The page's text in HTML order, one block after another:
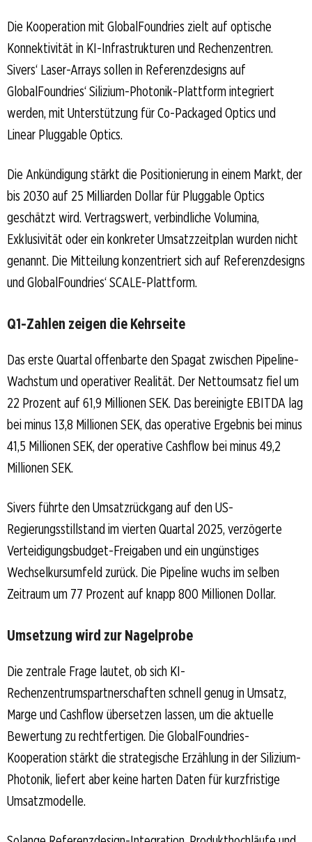
Die Kooperation mit GlobalFoundries zielt auf optische
Konnektivität in KI-Infrastrukturen und Rechenzentren.
Sivers‘ Laser-Arrays sollen in Referenzdesigns auf
GlobalFoundries‘ Silizium-Photonik-Plattform integriert
werden, mit Unterstützung für Co-Packaged Optics und
Linear Pluggable Optics.
Die Ankündigung stärkt die Positionierung in einem Markt, der
bis 2030 auf 25 Milliarden Dollar für Pluggable Optics
geschätzt wird. Vertragswert, verbindliche Volumina,
Exklusivität oder ein konkreter Umsatzzeitplan wurden nicht
genannt. Die Mitteilung konzentriert sich auf Referenzdesigns
und GlobalFoundries‘ SCALE-Plattform.
Q1-Zahlen zeigen die Kehrseite
Das erste Quartal offenbarte den Spagat zwischen Pipeline-
Wachstum und operativer Realität. Der Nettoumsatz fiel um
22 Prozent auf 61,9 Millionen SEK. Das bereinigte EBITDA lag
bei minus 13,8 Millionen SEK, das operative Ergebnis bei minus
41,5 Millionen SEK, der operative Cashflow bei minus 49,2
Millionen SEK.
Sivers führte den Umsatzrückgang auf den US-
Regierungsstillstand im vierten Quartal 2025, verzögerte
Verteidigungsbudget-Freigaben und ein ungünstiges
Wechselkursumfeld zurück. Die Pipeline wuchs im selben
Zeitraum um 77 Prozent auf knapp 800 Millionen Dollar.
Umsetzung wird zur Nagelprobe
Die zentrale Frage lautet, ob sich KI-
Rechenzentrumspartnerschaften schnell genug in Umsatz,
Marge und Cashflow übersetzen lassen, um die aktuelle
Bewertung zu rechtfertigen. Die GlobalFoundries-
Kooperation stärkt die strategische Erzählung in der Silizium-
Photonik, liefert aber keine harten Daten für kurzfristige
Umsatzmodelle.